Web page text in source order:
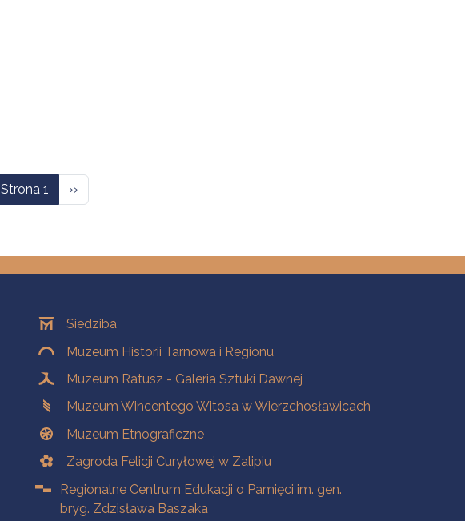
Strona 1 Następna strona
››
OddziałySiedziba
Muzeum Historii Tarnowa i Regionu
Muzeum Ratusz - Galeria Sztuki Dawnej
Muzeum Wincentego Witosa w Wierzchosławicach
Muzeum Etnograficzne
Zagroda Felicji Curyłowej w Zalipiu
Regionalne Centrum Edukacji o Pamięci im. gen.
bryg. Zdzisława Baszaka